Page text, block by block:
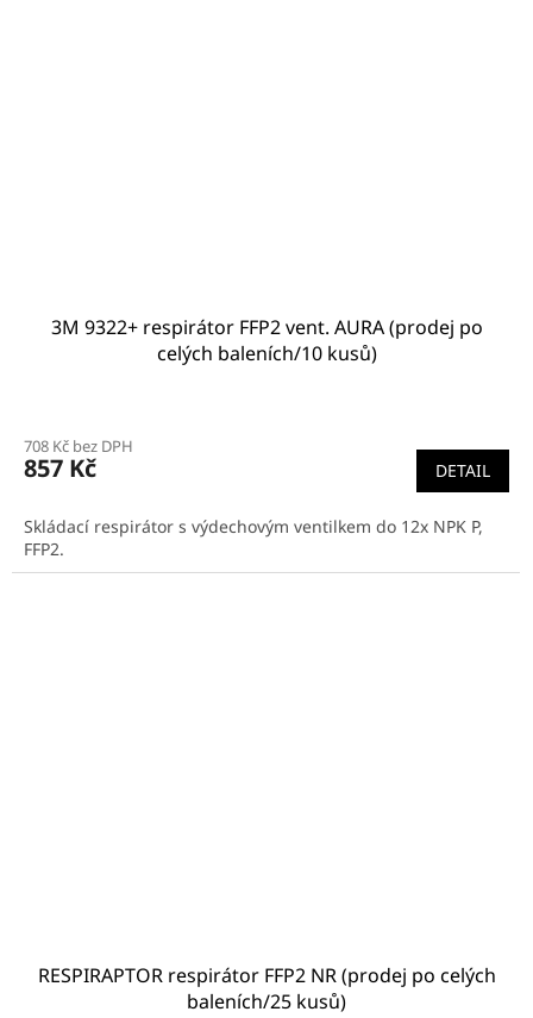
3M 9322+ respirátor FFP2 vent. AURA (prodej po
celých baleních/10 kusů)
708 Kč bez DPH
857 Kč DETAIL
Skládací respirátor s výdechovým ventilkem do 12x NPK P,
FFP2.
RESPIRAPTOR respirátor FFP2 NR (prodej po celých
baleních/25 kusů)